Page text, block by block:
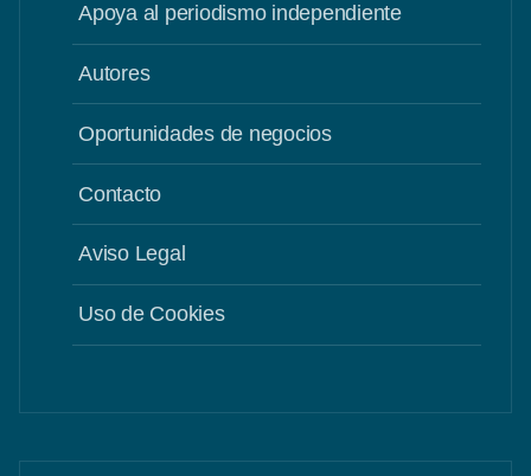
Apoya al periodismo independiente
Autores
Oportunidades de negocios
Contacto
Aviso Legal
Uso de Cookies